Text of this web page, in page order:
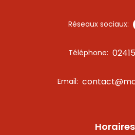
Réseaux sociaux:
Téléphone:
Email:
Horaires